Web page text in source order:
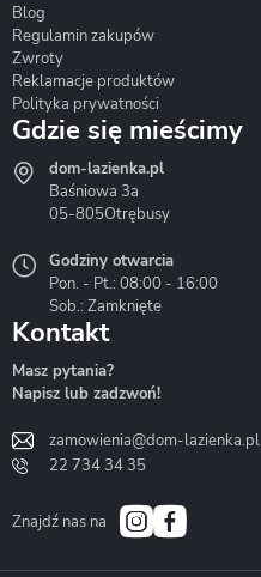
Hydrostop
Liveno
Bath&Spa
Blog
Regulamin zakupów
Zwroty
Reklamacje produktów
Polityka prywatności
Gdzie się mieścimy
dom-lazienka.pl
Baśniowa 3a
05-805Otrębusy
Godziny otwarcia
Pon. - Pt.: 08:00 - 16:00
Sob.: Zamknięte
Kontakt
Masz pytania?
Napisz lub zadzwoń!
zamowienia@dom-lazienka.pl
22 734 34 35
Znajdź nas na